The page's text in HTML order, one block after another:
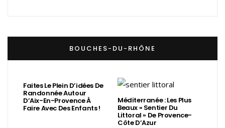
BOUCHES-DU-RHÔNE
Faites Le Plein D’idées De
Randonnée Autour
D’Aix-En-Provence À
Faire Avec Des Enfants !
Méditerranée : Les Plus
Beaux « Sentier Du
Littoral » De Provence-
Côte D’Azur